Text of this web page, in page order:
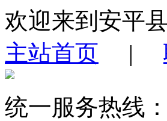
欢迎来到安平
主站首页 |
统一服务热线：